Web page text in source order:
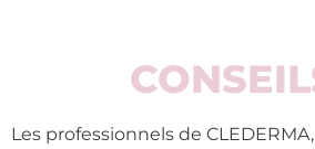
Les professionnels de